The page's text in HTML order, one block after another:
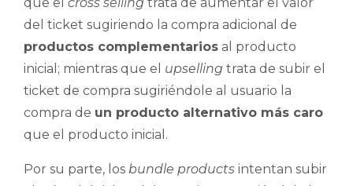
del ticket sugiriendo la compra adicional de
productos complementarios al producto
inicial; mientras que el upselling trata de subir el
ticket de compra sugiriéndole al usuario la
compra de un producto alternativo más caro
que el producto inicial.
Por su parte, los bundle products intentan subir